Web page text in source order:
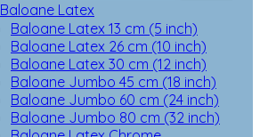
Baloane Latex
Baloane Latex 13 cm (5 inch)
Baloane Latex 26 cm (10 inch)
Baloane Latex 30 cm (12 inch)
Baloane Jumbo 45 cm (18 inch)
Baloane Jumbo 60 cm (24 inch)
Baloane Jumbo 80 cm (32 inch)